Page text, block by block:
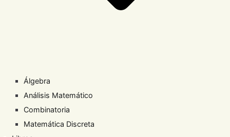
Álgebra
Análisis Matemático
Combinatoria
Matemática Discreta